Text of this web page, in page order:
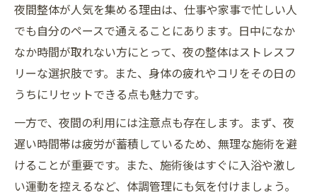
夜間整体が人気を集める理由は、仕事や家事で忙しい人
でも自分のペースで通えることにあります。日中になか
なか時間が取れない方にとって、夜の整体はストレスフ
リーな選択肢です。また、身体の疲れやコリをその日の
うちにリセットできる点も魅力です。
一方で、夜間の利用には注意点も存在します。まず、夜
遅い時間帯は疲労が蓄積しているため、無理な施術を避
けることが重要です。また、施術後はすぐに入浴や激し
い運動を控えるなど、体調管理にも気を付けましょう。